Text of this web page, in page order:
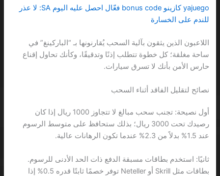
yajuego كازينو bonus code فعّال احصل عليه اليوم SA: لا عذر
للندم على الخسارة
اللاعبون الذين يثقون بآلية السحب يُقارنونها بـ “الباركينغ” في
ساحة مغلقة؛ كل خطوة تتطلب إذنًا وتدقيقًا، وكأنك تحاول إقناع
حارس الأمن بأنك لا تسرق سيارات.
نصائح لتقليل الفاقد أثناء السحب
أول نصيحة: تجنب سحب مبالغ لا تتجاوز 1000 ريال إذا كان
رصيدك تحت 3000 ريال؛ بذلك ستحافظ على متوسط الرسوم
عند 1.5% بدلاً من 2.3% عندما تكون الرهانات عالية.
ثانيًا: استخدم بطاقات مسبقة الدفع ذات الحد الأدنى للرسوم.
بطاقات مثل Skrill أو Neteller توفر خصمًا ثابتًا قدره 0.5% إذا